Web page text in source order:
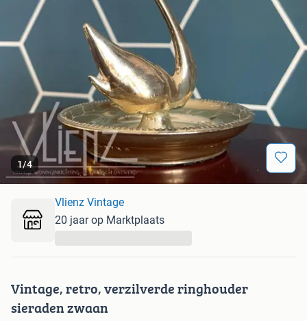
1/4
Vintage, retro, verzilverde ringhouder
sieraden zwaan
Vlienz Vintage
20 jaar op Marktplaats